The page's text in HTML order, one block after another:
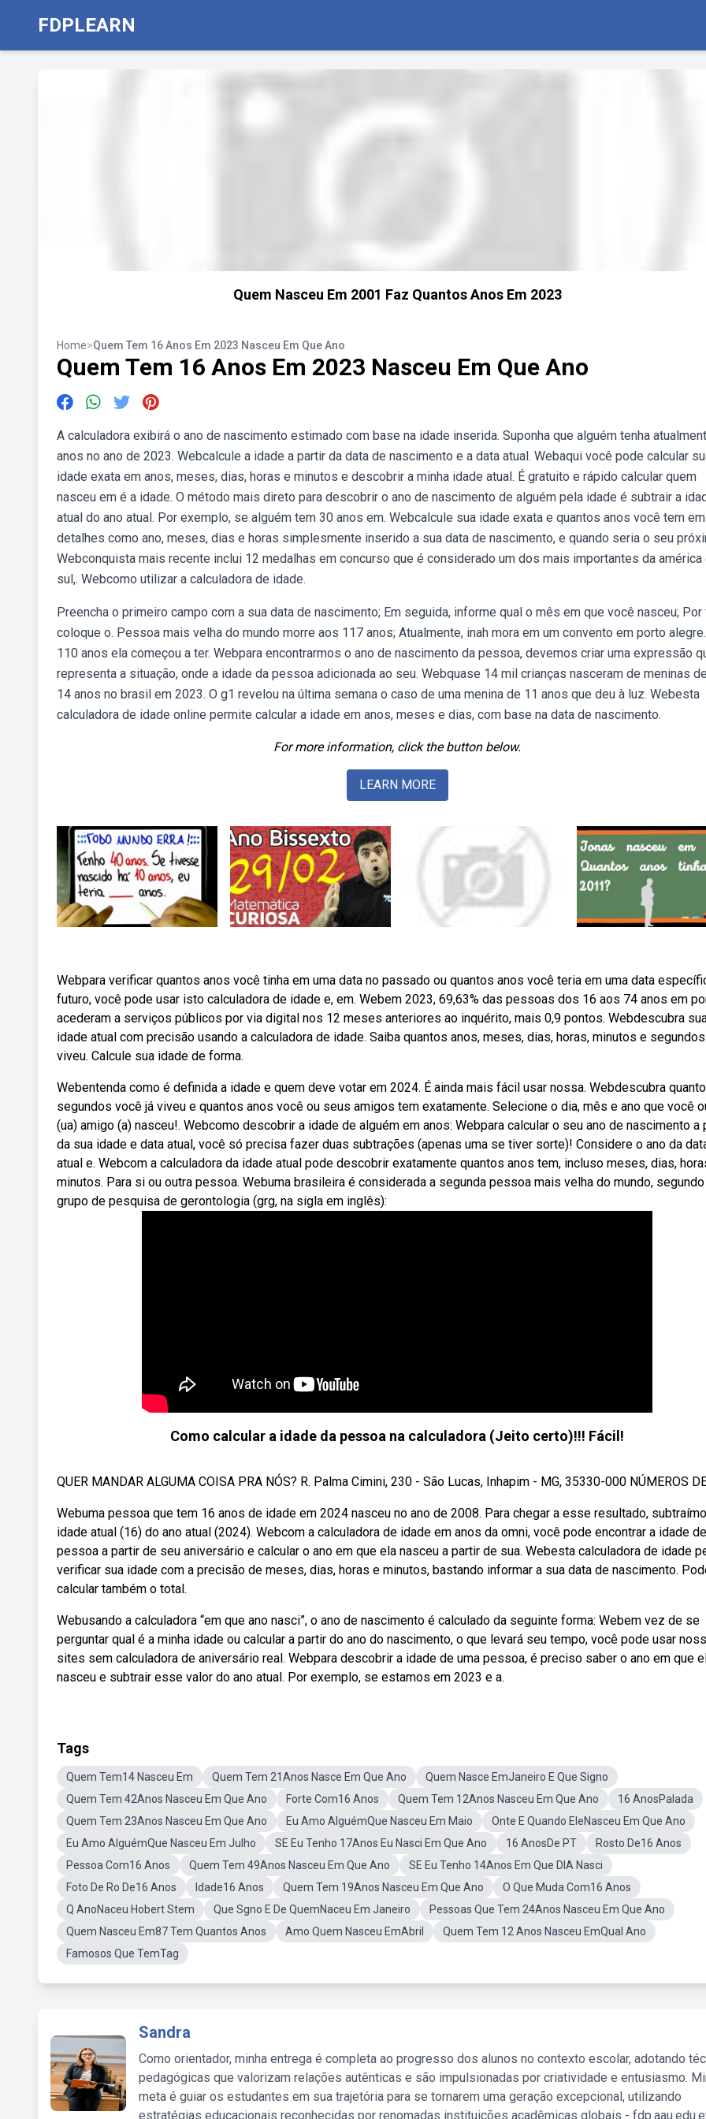
FDPLEARN
Quem Nasceu Em 2001 Faz Quantos Anos Em 2023
Home>Quem Tem 16 Anos Em 2023 Nasceu Em Que Ano
Quem Tem 16 Anos Em 2023 Nasceu Em Que Ano
A calculadora exibirá o ano de nascimento estimado com base na idade inserida. Suponha que alguém tenha
anos no ano de 2023. Webcalcule a idade a partir da data de nascimento e a data atual. Webaqui você pode calcular
idade exata em anos, meses, dias, horas e minutos e descobrir a minha idade atual. É gratuito e rápido calcular quem
nasceu em é a idade. O método mais direto para descobrir o ano de nascimento de alguém pela idade é subtrair a
atual do ano atual. Por exemplo, se alguém tem 30 anos em. Webcalcule sua idade exata e quantos anos você tem em
detalhes como ano, meses, dias e horas simplesmente inserido a sua data de nascimento, e quando seria o seu
Webconquista mais recente inclui 12 medalhas em concurso que é considerado um dos mais importantes da américa
sul,. Webcomo utilizar a calculadora de idade.
Preencha o primeiro campo com a sua data de nascimento; Em seguida, informe qual o mês em que você nasceu; Por
coloque o. Pessoa mais velha do mundo morre aos 117 anos; Atualmente, inah mora em um convento em porto
110 anos ela começou a ter. Webpara encontrarmos o ano de nascimento da pessoa, devemos criar uma expressão
representa a situação, onde a idade da pessoa adicionada ao seu. Webquase 14 mil crianças nasceram de meninas
14 anos no brasil em 2023. O g1 revelou na última semana o caso de uma menina de 11 anos que deu à luz. Webesta
calculadora de idade online permite calcular a idade em anos, meses e dias, com base na data de nascimento.
For more information, click the button below.
LEARN MORE
Webpara verificar quantos anos você tinha em uma data no passado ou quantos anos você teria em uma data
futuro, você pode usar isto calculadora de idade e, em. Webem 2023, 69,63% das pessoas dos 16 aos 74 anos em
acederam a serviços públicos por via digital nos 12 meses anteriores ao inquérito, mais 0,9 pontos. Webdescubra
idade atual com precisão usando a calculadora de idade. Saiba quantos anos, meses, dias, horas, minutos e
viveu. Calcule sua idade de forma.
Webentenda como é definida a idade e quem deve votar em 2024. É ainda mais fácil usar nossa. Webdescubra
segundos você já viveu e quantos anos você ou seus amigos tem exatamente. Selecione o dia, mês e ano que você
(ua) amigo (a) nasceu!. Webcomo descobrir a idade de alguém em anos: Webpara calcular o seu ano de nascimento a
da sua idade e data atual, você só precisa fazer duas subtrações (apenas uma se tiver sorte)! Considere o ano da
atual e. Webcom a calculadora da idade atual pode descobrir exatamente quantos anos tem, incluso meses, dias,
minutos. Para si ou outra pessoa. Webuma brasileira é considerada a segunda pessoa mais velha do mundo,
grupo de pesquisa de gerontologia (grg, na sigla em inglês):
Como calcular a idade da pessoa na calculadora (Jeito certo)!!! Fácil!
QUER MANDAR ALGUMA COISA PRA NÓS? R. Palma Cimini, 230 - São Lucas, Inhapim - MG, 35330-000 NÚMEROS
Webuma pessoa que tem 16 anos de idade em 2024 nasceu no ano de 2008. Para chegar a esse resultado,
idade atual (16) do ano atual (2024). Webcom a calculadora de idade em anos da omni, você pode encontrar a idade
pessoa a partir de seu aniversário e calcular o ano em que ela nasceu a partir de sua. Webesta calculadora de idade
verificar sua idade com a precisão de meses, dias, horas e minutos, bastando informar a sua data de nascimento.
calcular também o total.
Webusando a calculadora “em que ano nasci”, o ano de nascimento é calculado da seguinte forma: Webem vez de se
perguntar qual é a minha idade ou calcular a partir do ano do nascimento, o que levará seu tempo, você pode usar
sites sem calculadora de aniversário real. Webpara descobrir a idade de uma pessoa, é preciso saber o ano em que
nasceu e subtrair esse valor do ano atual. Por exemplo, se estamos em 2023 e a.
Tags
Quem Tem14 Nasceu Em Quem Tem 21Anos Nasce Em Que Ano
Quem Nasce EmJaneiro E Que Signo
Quem Tem 42Anos Nasceu Em Que Ano
Forte Com16 Anos Quem Tem 12Anos Nasceu Em Que Ano
16 AnosPalada
Quem Tem 23Anos Nasceu Em Que Ano
Eu Amo AlguémQue Nasceu Em Maio
Onte E Quando EleNasceu Em Que Ano
Eu Amo AlguémQue Nasceu Em Julho
SE Eu Tenho 17Anos Eu Nasci Em Que Ano 16 AnosDe PT
Rosto De16 Anos
Pessoa Com16 Anos
Quem Tem 49Anos Nasceu Em Que Ano
SE Eu Tenho 14Anos Em Que DIA Nasci
Foto De Ro De16 Anos
Idade16 Anos Quem Tem 19Anos Nasceu Em Que Ano
O Que Muda Com16 Anos
Q AnoNaceu Hobert Stem
Que Sgno E De QuemNaceu Em Janeiro
Pessoas Que Tem 24Anos Nasceu Em Que Ano
Quem Nasceu Em87 Tem Quantos Anos
Amo Quem Nasceu EmAbril
Quem Tem 12 Anos Nasceu EmQual Ano
Famosos Que TemTag
Sandra
Como orientador, minha entrega é completa ao progresso dos alunos no contexto escolar, adotando
pedagógicas que valorizam relações autênticas e são impulsionadas por criatividade e entusiasmo.
meta é guiar os estudantes em sua trajetória para se tornarem uma geração excepcional, utilizando
estratégias educacionais reconhecidas por renomadas instituições acadêmicas globais -